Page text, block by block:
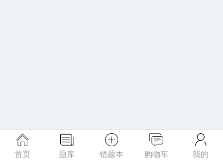
首页 题库 错题本 购物车 我的